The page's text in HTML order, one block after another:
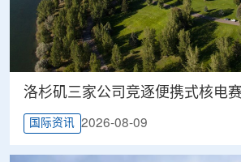
洛杉矶三家公司竞逐便携式核电
国际资讯 2026-08-09